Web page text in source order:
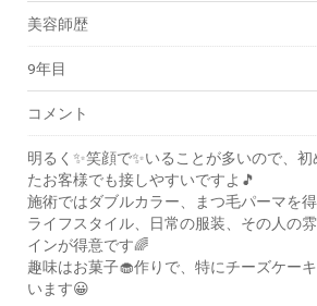
美容師歴
9年目
コメント
明るく✨笑顔で✨いることが多いので、
たお客様でも接しやすいですよ🎵
施術ではダブルカラー、まつ毛パーマを
ライフスタイル、日常の服装、その人の
インが得意です🌈
趣味はお菓子🧁作りで、特にチーズケー
います😀